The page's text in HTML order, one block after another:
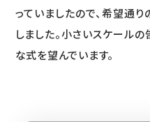
っていましたので、希望通
しました。小さいスケール
な式を望んでいます。